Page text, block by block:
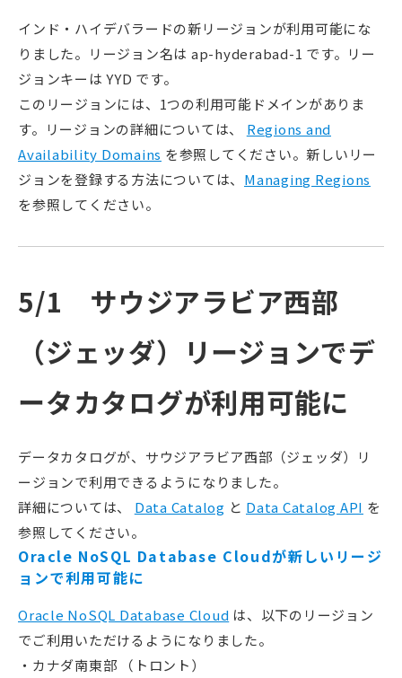
インド・ハイデバラードの新リージョンが利用可能にな
りました。リージョン名は ap-hyderabad-1 です。リー
ジョンキーは YYD です。
このリージョンには、1つの利用可能ドメインがありま
す。リージョンの詳細については、 Regions and
Availability Domains を参照してください。新しいリー
ジョンを登録する方法については、 Managing Regions
を参照してください。
5/1 サウジアラビア西部
（ジェッダ）リージョンでデ
ータカタログが利用可能に
データカタログが、サウジアラビア西部（ジェッダ）リ
ージョンで利用できるようになりました。
詳細については、 Data Catalog と Data Catalog API を
参照してください。
Oracle NoSQL Database Cloudが新しいリージ
ョンで利用可能に
Oracle NoSQL Database Cloud は、以下のリージョン
でご利用いただけるようになりました。
・カナダ南東部 （トロント）